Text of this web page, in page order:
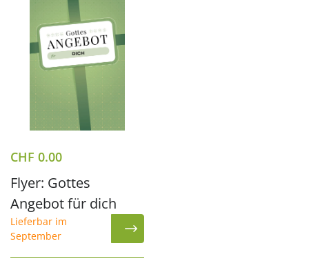
CHF 0.00
Flyer: Gottes
Angebot für dich
Lieferbar im
September